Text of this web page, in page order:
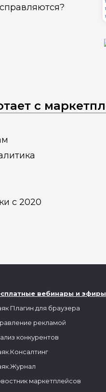
с
с 2020
вебинары и эфиры
Плагин для браузера
рекламой
конкурентов
маркетплейсов